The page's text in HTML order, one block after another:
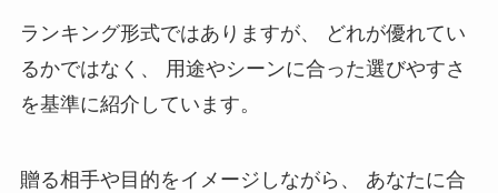
ランキング形式ではありますが、 どれが優れてい
るかではなく、 用途やシーンに合った選びやすさ
を基準に紹介しています。
贈る相手や目的をイメージしながら、 あなたに合